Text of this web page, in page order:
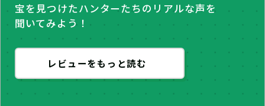
宝を見つけたハンターたちのリアルな声を
聞いてみよう！
レビューをもっと読む